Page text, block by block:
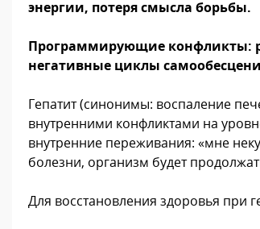
энергии, потеря смысла борьбы.
Программирующие конфликты:
негативные циклы
Гепатит (синонимы: воспаление
внутренними конфликтами на
внутренние переживания: «мне
болезни, организм будет
Для восстановления здоровья при